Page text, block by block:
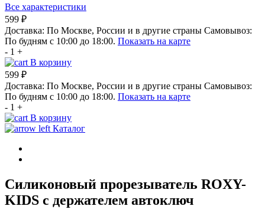
Все характеристики
599 ₽
Доставка: По Москве, России и в другие страны Самовывоз:
По будням с 10:00 до 18:00. Показать на карте
- 1 +
В корзину
599 ₽
Доставка: По Москве, России и в другие страны Самовывоз:
По будням с 10:00 до 18:00. Показать на карте
- 1 +
В корзину
Каталог
Силиконовый прорезыватель ROXY-
KIDS с держателем автоключ